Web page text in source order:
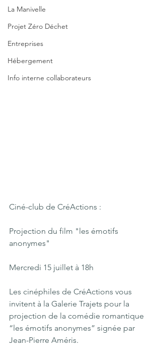
La Manivelle
Projet Zéro Déchet
Entreprises
Hébergement
Info interne collaborateurs
Ciné-club de CréActions :
Projection du film "les émotifs
anonymes"
Mercredi 15 juillet à 18h
Les cinéphiles de CréActions vous
invitent à la Galerie Trajets pour la
projection de la comédie romantique
“les émotifs anonymes” signée par
Jean-Pierre Améris.